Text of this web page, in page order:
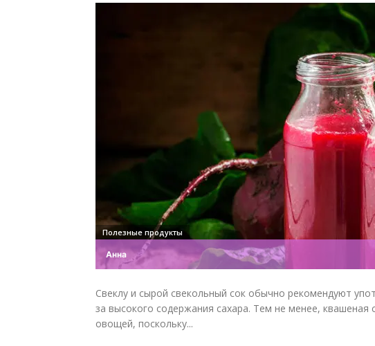
Анна
Полезные продукты
Свеклу и сырой свекольный сок обычно рекомендуют
за высокого содержания сахара. Тем не менее, квашеная
овощей, поскольку...